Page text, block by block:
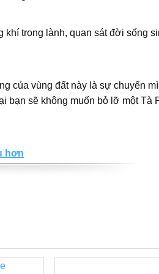
khí trong lành, quan sát đời sống
của vùng đất này là sự chuyển
bạn sẽ không muốn bỏ lỡ một Tà
hơn